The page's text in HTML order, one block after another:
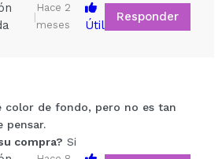
ser el primero. Imagínatelo...
su compra?
|
Hace 2
meses
Útil
Responder
color de fondo, pero no es tan
pensar.
compra? Si